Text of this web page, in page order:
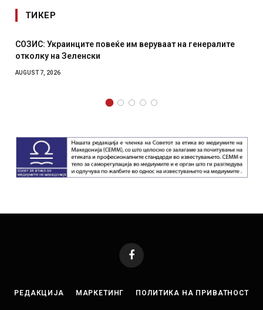
ТИКЕР
им веруваат на генералите
Рачна бомба
Facebook
РЕДАКЦИЈА МАРКЕТИНГ ПОЛИТИКА НА ПРИВАТНОСТ